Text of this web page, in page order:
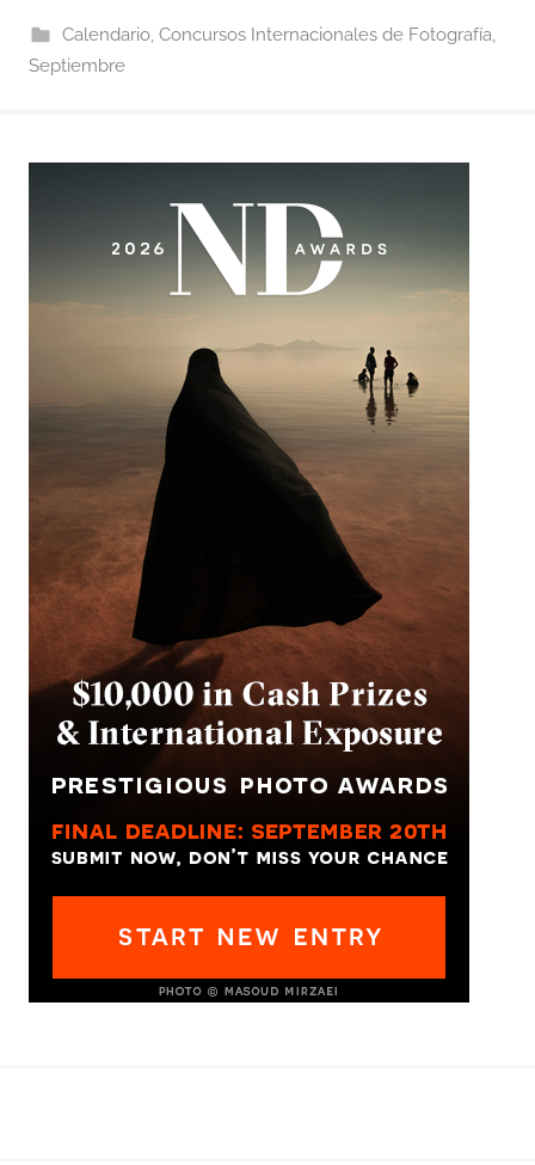
Calendario, Concursos Internacionales de Fotografía,
Septiembre